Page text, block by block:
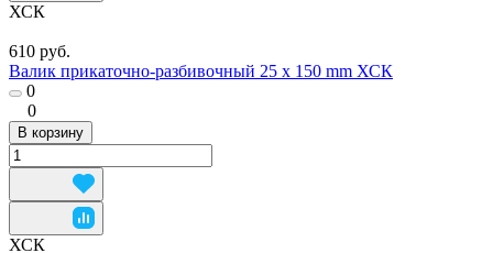
ХСК
610 руб.
Валик прикаточно-разбивочный 25 х 150 mm ХСК
0
0
В корзину
ХСК